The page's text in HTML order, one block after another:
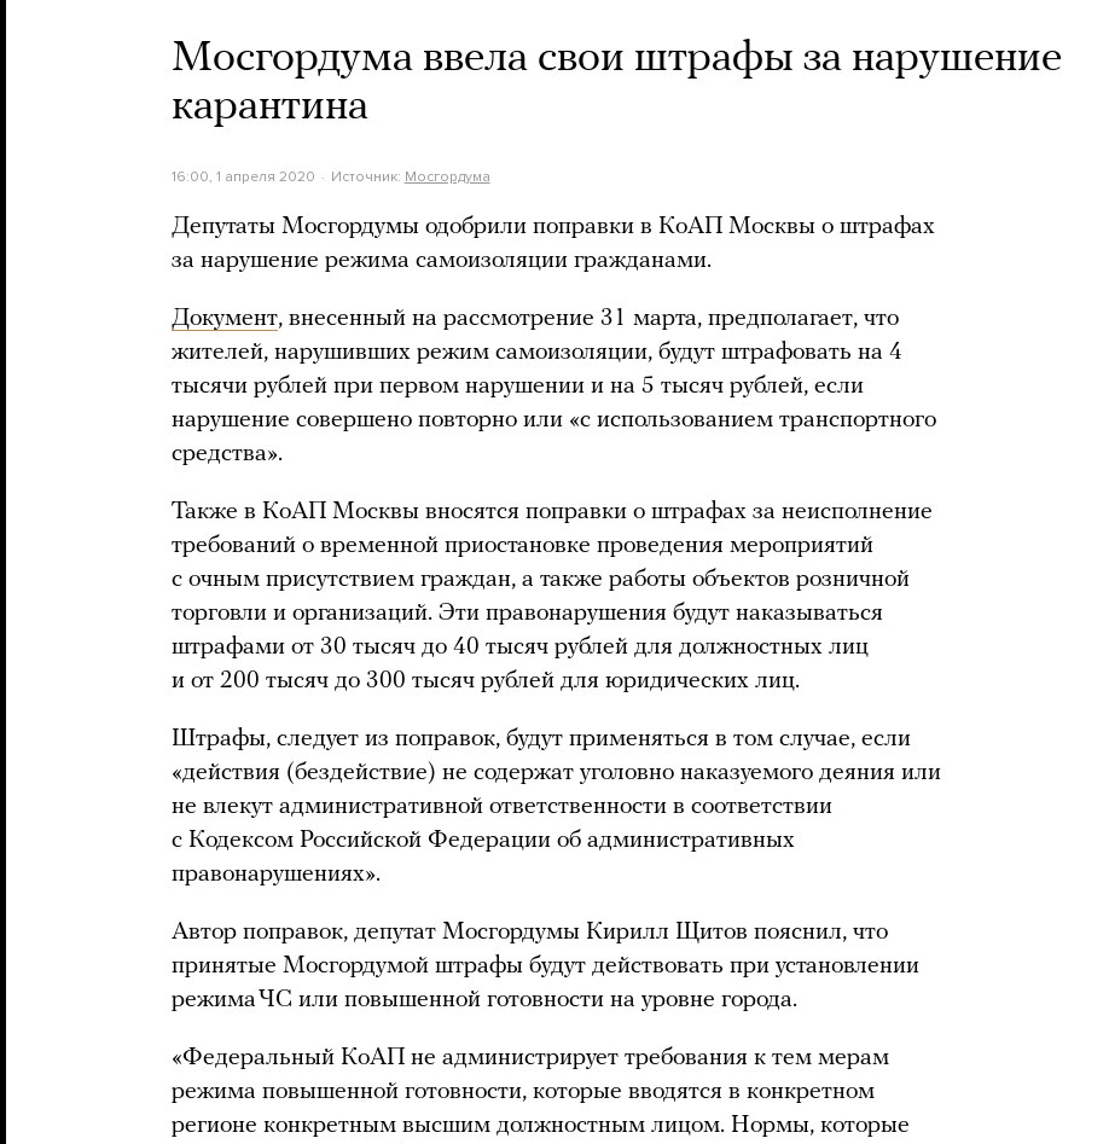
Мосгордума ввела свои штрафы за нарушение
карантина
16:00, 1 апреля 2020 Источник: Мосгордума
Депутаты Мосгордумы одобрили поправки в КоАП Москвы о штрафах
за нарушение режима самоизоляции гражданами.
Документ, внесенный на рассмотрение 31 марта, предполагает, что
жителей, нарушивших режим самоизоляции, будут штрафовать на 4
тысячи рублей при первом нарушении и на 5 тысяч рублей, если
нарушение совершено повторно или «с использованием транспортного
средства».
Также в КоАП Москвы вносятся поправки о штрафах за неисполнение
требований о временной приостановке проведения мероприятий
с очным присутствием граждан, а также работы объектов розничной
торговли и организаций. Эти правонарушения будут наказываться
штрафами от 30 тысяч до 40 тысяч рублей для должностных лиц
и от 200 тысяч до 300 тысяч рублей для юридических лиц.
Штрафы, следует из поправок, будут применяться в том случае, если
«действия (бездействие) не содержат уголовно наказуемого деяния или
не влекут административной ответственности в соответствии
с Кодексом Российской Федерации об административных
правонарушениях».
Автор поправок, депутат Мосгордумы Кирилл Щитов пояснил, что
принятые Мосгордумой штрафы будут действовать при установлении
режима ЧС или повышенной готовности на уровне города.
«Федеральный КоАП не администрирует требования к тем мерам
режима повышенной готовности, которые вводятся в конкретном
регионе конкретным высшим должностным лицом. Нормы, которые